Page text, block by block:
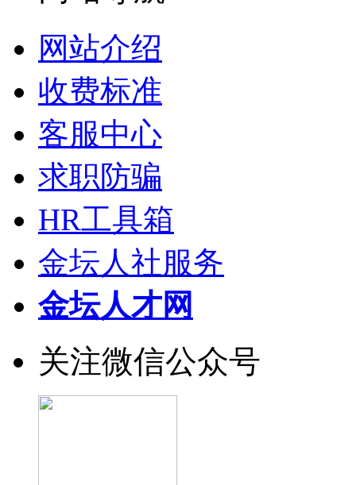
网站介绍
收费标准
客服中心
求职防骗
HR工具箱
金坛人社服务
金坛人才网
关注微信公众号